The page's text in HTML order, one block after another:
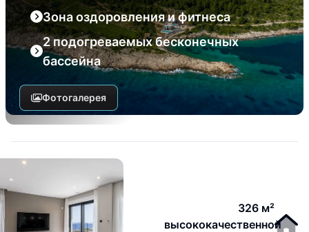
Зона оздоровления и фитнеса
2 подогреваемых бесконечных
бассейна
Фотогалерея
326 м²
высококачественной